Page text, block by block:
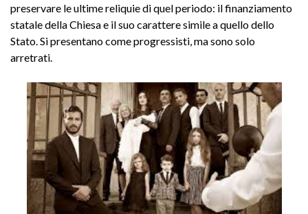
preservare le ultime reliquie di quel periodo: il finanziamento
statale della Chiesa e il suo carattere simile a quello dello
Stato. Si presentano come progressisti, ma sono solo
arretrati.